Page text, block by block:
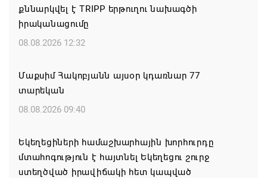
քննարկվել է TRIPP երթուղու նախագծի
իրականացումը
08.08.2026 12:32
Մաքսիմ Հակոբյանն այսօր կդառնար 77
տարեկան
08.08.2026 09:40
Եկեղեցիների համաշխարհային խորհուրդը
մտահոգություն է հայտնել Եկեղեցու շուրջ
ստեղծված իրավիճակի հետ կապված